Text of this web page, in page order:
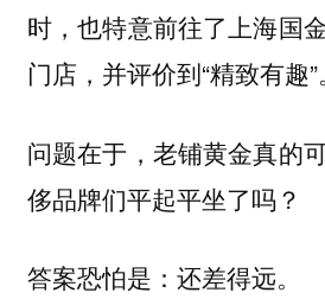
时，也特意前往了上海国
门店，并评价到“精致有趣”。
问题在于，老铺黄金真的
侈品牌们平起平坐了吗？
答案恐怕是：还差得远。